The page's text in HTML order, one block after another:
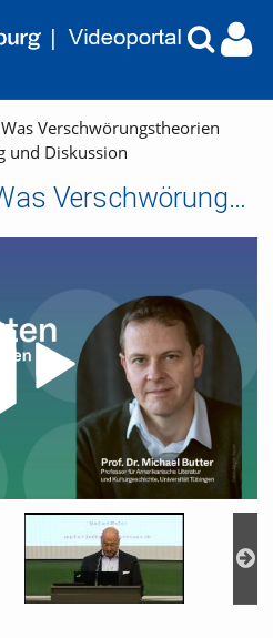
Verschwörungstheorien
und Diskussion
Die Alarmierten. Was Verschwörungstheorien anrichten – Buchvorstellung und Diskussion